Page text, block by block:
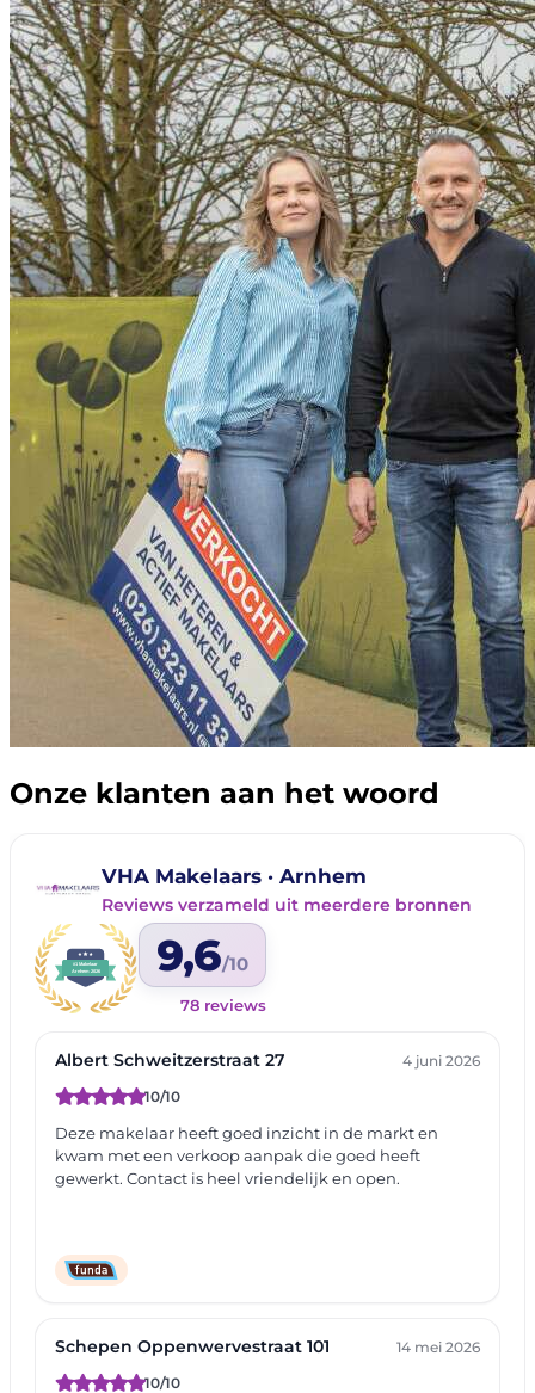
Onze klanten aan het woord